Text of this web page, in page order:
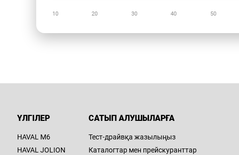
10 20 30 40 50
ҮЛГІЛЕР
HAVAL M6
HAVAL JOLION
САТЫП АЛУШЫЛАРҒА
Тест-драйвқа жазылыңыз
Каталогтар мен прейскуранттар